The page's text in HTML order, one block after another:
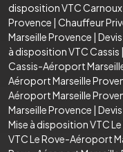
disposition VTC
Provence | Chauffeur
Marseille Provence |
à disposition VTC Cassis |
Cassis-Aéroport
Aéroport Marseille
Aéroport Marseille
Marseille Provence |
Mise à disposition VTC Le
VTC Le Rove-Aéroport